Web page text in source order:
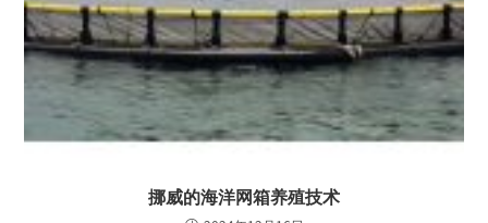
挪威的海洋网箱养殖技术